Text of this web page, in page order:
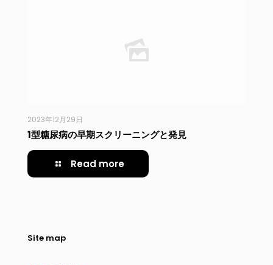
2023年12月29日
1型糖尿病の早期スクリーニングと発見
Read more
Site map